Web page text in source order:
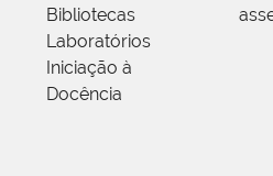
Bibliotecas
Laboratórios
Iniciação à
Docência